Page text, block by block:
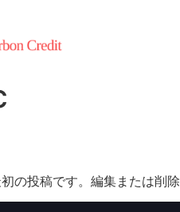
の投稿です。編集または削